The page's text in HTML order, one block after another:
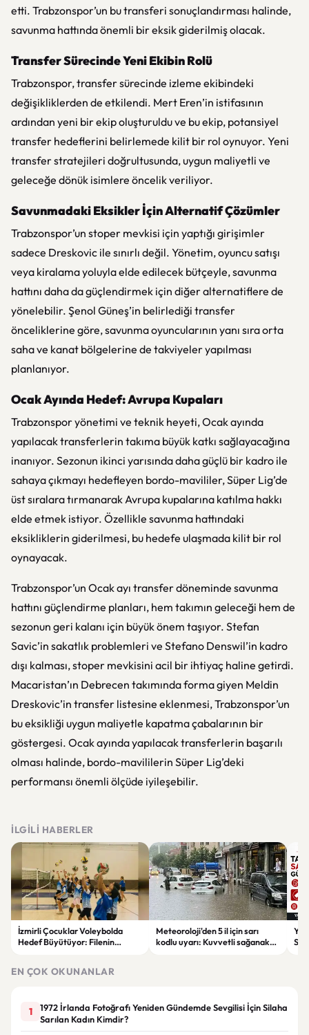
etti. Trabzonspor’un bu transferi sonuçlandırması halinde,
savunma hattında önemli bir eksik giderilmiş olacak.
Transfer Sürecinde Yeni Ekibin Rolü
Trabzonspor, transfer sürecinde izleme ekibindeki
değişikliklerden de etkilendi. Mert Eren’in istifasının
ardından yeni bir ekip oluşturuldu ve bu ekip, potansiyel
transfer hedeflerini belirlemede kilit bir rol oynuyor. Yeni
transfer stratejileri doğrultusunda, uygun maliyetli ve
geleceğe dönük isimlere öncelik veriliyor.
Savunmadaki Eksikler İçin Alternatif Çözümler
Trabzonspor’un stoper mevkisi için yaptığı girişimler
sadece Dreskovic ile sınırlı değil. Yönetim, oyuncu satışı
veya kiralama yoluyla elde edilecek bütçeyle, savunma
hattını daha da güçlendirmek için diğer alternatiflere de
yönelebilir. Şenol Güneş’in belirlediği transfer
önceliklerine göre, savunma oyuncularının yanı sıra orta
saha ve kanat bölgelerine de takviyeler yapılması
planlanıyor.
Ocak Ayında Hedef: Avrupa Kupaları
Trabzonspor yönetimi ve teknik heyeti, Ocak ayında
yapılacak transferlerin takıma büyük katkı sağlayacağına
inanıyor. Sezonun ikinci yarısında daha güçlü bir kadro ile
sahaya çıkmayı hedefleyen bordo-mavililer, Süper Lig’de
üst sıralara tırmanarak Avrupa kupalarına katılma hakkı
elde etmek istiyor. Özellikle savunma hattındaki
eksikliklerin giderilmesi, bu hedefe ulaşmada kilit bir rol
oynayacak.
Trabzonspor’un Ocak ayı transfer döneminde savunma
hattını güçlendirme planları, hem takımın geleceği hem de
sezonun geri kalanı için büyük önem taşıyor. Stefan
Savic’in sakatlık problemleri ve Stefano Denswil’in kadro
dışı kalması, stoper mevkisini acil bir ihtiyaç haline getirdi.
Macaristan’ın Debrecen takımında forma giyen Meldin
Dreskovic’in transfer listesine eklenmesi, Trabzonspor’un
bu eksikliği uygun maliyetle kapatma çabalarının bir
göstergesi. Ocak ayında yapılacak transferlerin başarılı
olması halinde, bordo-mavililerin Süper Lig’deki
performansı önemli ölçüde iyileşebilir.
İLGILI HABERLER
İzmirli Çocuklar Voleybolda
Hedef Büyütüyor: Filenin
Meteoroloji'den 5 il için sarı
kodlu uyarı: Kuvvetli sağanak
EN ÇOK OKUNANLAR
1
1972 İrlanda Fotoğrafı Yeniden Gündemde Sevgilisi İçin Silaha
Sarılan Kadın Kimdir?